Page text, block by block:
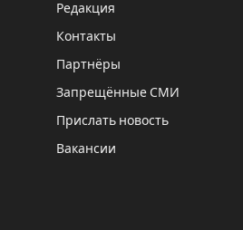
Редакция
Контакты
Партнёры
Запрещённые СМИ
Прислать новость
Вакансии